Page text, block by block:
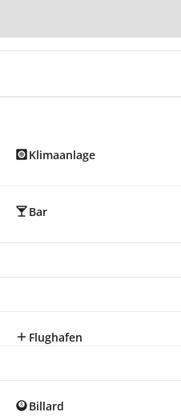
Klimaanlage
Bar
Flughafen
Billard